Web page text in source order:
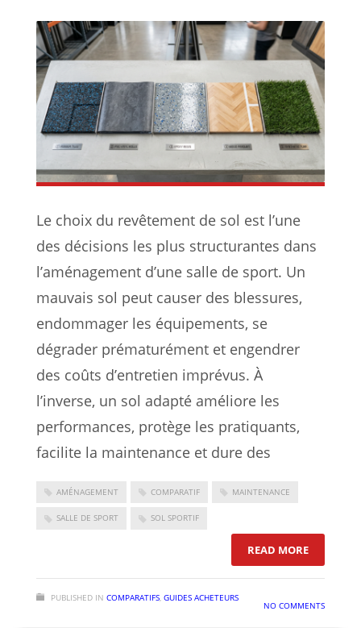
Le choix du revêtement de sol est l’une
des décisions les plus structurantes dans
l’aménagement d’une salle de sport. Un
mauvais sol peut causer des blessures,
endommager les équipements, se
dégrader prématurément et engendrer
des coûts d’entretien imprévus. À
l’inverse, un sol adapté améliore les
performances, protège les pratiquants,
facilite la maintenance et dure des
AMÉNAGEMENT COMPARATIF MAINTENANCE
SALLE DE SPORT SOL SPORTIF
READ MORE:
PUBLISHED IN COMPARATIFS GUIDES ACHETEURS
NO COMMENTS